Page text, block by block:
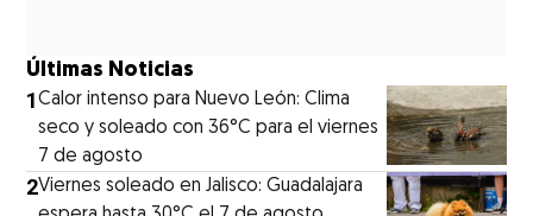
Últimas Noticias
1Calor intenso para Nuevo León: Clima
seco y soleado con 36°C para el viernes
7 de agosto
2Viernes soleado en Jalisco: Guadalajara